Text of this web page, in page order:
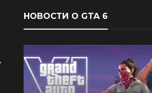
НОВОСТИ О GTA 6